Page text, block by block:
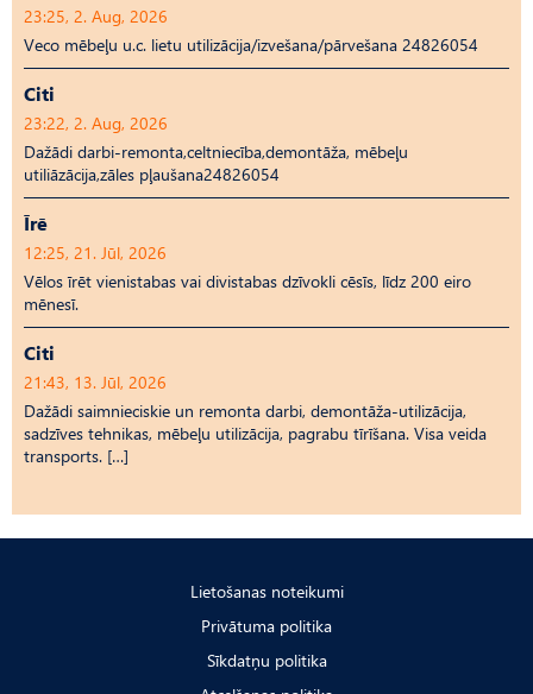
23:25, 2. Aug, 2026
Veco mēbeļu u.c. lietu utilizācija/izvešana/pārvešana 24826054
Citi
23:22, 2. Aug, 2026
Dažādi darbi-remonta,celtniecība,demontāža, mēbeļu
utiliāzācija,zāles pļaušana24826054
Īrē
12:25, 21. Jūl, 2026
Vēlos īrēt vienistabas vai divistabas dzīvokli cēsīs, līdz 200 eiro
mēnesī.
Citi
21:43, 13. Jūl, 2026
Dažādi saimnieciskie un remonta darbi, demontāža-utilizācija,
sadzīves tehnikas, mēbeļu utilizācija, pagrabu tīrīšana. Visa veida
transports. […]
Lietošanas noteikumi
Privātuma politika
Sīkdatņu politika